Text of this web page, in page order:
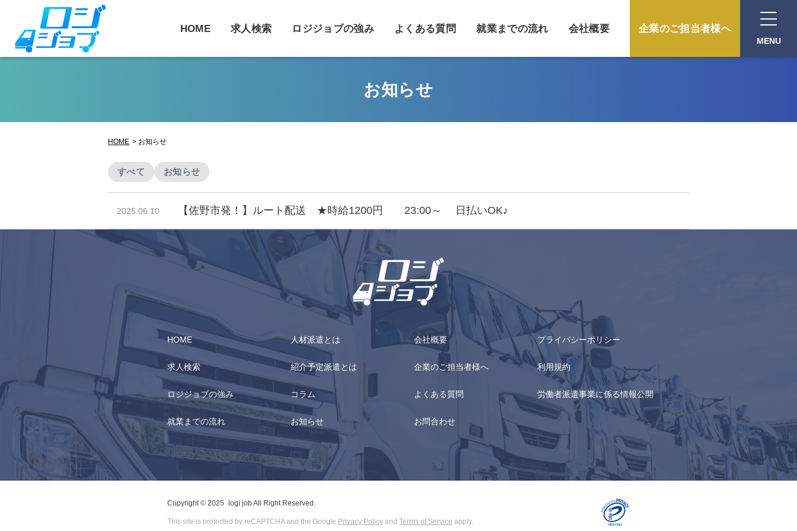
HOME 求人検索 ロジジョブの強み よくある質問 就業までの流れ 会社概要 企業のご担当者様へ
MENU
お知らせ
HOME お知らせ
すべて お知らせ
2025.06.10 【佐野市発！】ルート配送 ★時給1200円 23:00～ 日払いOK♪
HOME 人材派遣とは 会社概要 プライバシーポリシー
求人検索 紹介予定派遣とは 企業のご担当者様へ 利用規約
ロジジョブの強み コラム よくある質問 労働者派遣事業に係る情報公開
就業までの流れ お知らせ お問合わせ
Copyright © 2025 logi job All Right Reserved.
This site is protected by reCAPTCHA and the Google Privacy Policy and Terms of Service apply.